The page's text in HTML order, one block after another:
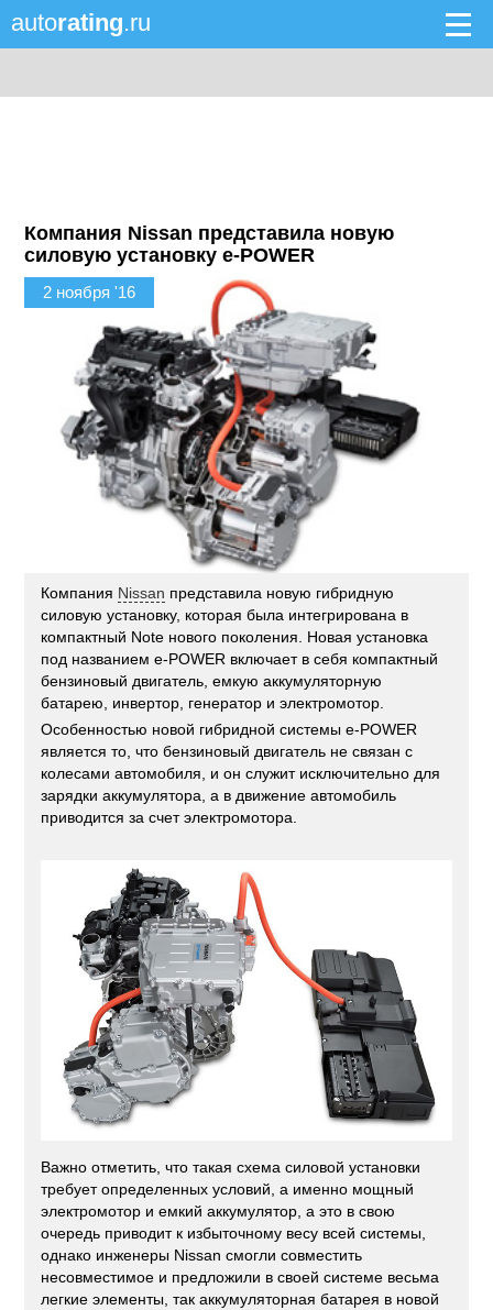
autorating.ru
Компания Nissan представила новую
силовую установку e-POWER
2 ноября '16
Компания Nissan представила новую гибридную
силовую установку, которая была интегрирована в
компактный Note нового поколения. Новая установка
под названием e-POWER включает в себя компактный
бензиновый двигатель, емкую аккумуляторную
батарею, инвертор, генератор и электромотор.
Особенностью новой гибридной системы e-POWER
является то, что бензиновый двигатель не связан с
колесами автомобиля, и он служит исключительно для
зарядки аккумулятора, а в движение автомобиль
приводится за счет электромотора.
Важно отметить, что такая схема силовой установки
требует определенных условий, а именно мощный
электромотор и емкий аккумулятор, а это в свою
очередь приводит к избыточному весу всей системы,
однако инженеры Nissan смогли совместить
несовместимое и предложили в своей системе весьма
легкие элементы, так аккумуляторная батарея в новой